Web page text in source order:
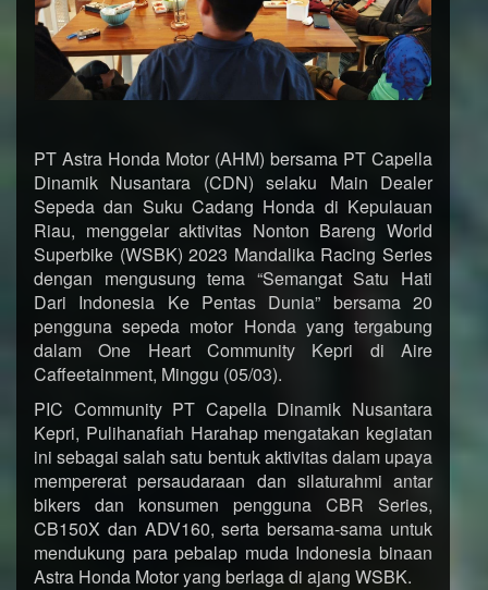
PT Astra Honda Motor (AHM) bersama PT Capella
Dinamik Nusantara (CDN) selaku Main Dealer
Sepeda dan Suku Cadang Honda di Kepulauan
Riau, menggelar aktivitas Nonton Bareng World
Superbike (WSBK) 2023 Mandalika Racing Series
dengan mengusung tema “Semangat Satu Hati
Dari Indonesia Ke Pentas Dunia” bersama 20
pengguna sepeda motor Honda yang tergabung
dalam One Heart Community Kepri di Aire
Caffeetainment, Minggu (05/03).
PIC Community PT Capella Dinamik Nusantara
Kepri, Pulihanafiah Harahap mengatakan kegiatan
ini sebagai salah satu bentuk aktivitas dalam upaya
mempererat persaudaraan dan silaturahmi antar
bikers dan konsumen pengguna CBR Series,
CB150X dan ADV160, serta bersama-sama untuk
mendukung para pebalap muda Indonesia binaan
Astra Honda Motor yang berlaga di ajang WSBK.